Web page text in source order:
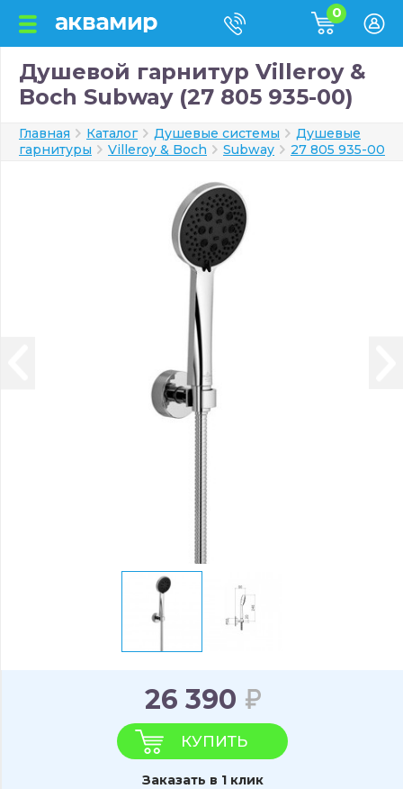
0
Душевой гарнитур Villeroy &
Boch Subway (27 805 935-00)
Главная Каталог Душевые системы
Душевые
гарнитуры
Villeroy & Boch Subway 27 805 935-00
26 390
КУПИТЬ
Заказать в 1 клик